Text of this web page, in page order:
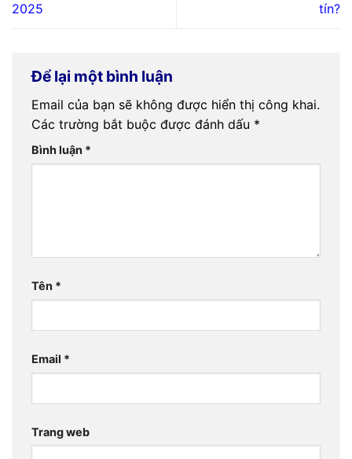
2025
tín?
Để lại một bình luận
Email của bạn sẽ không được hiển thị công khai.
Các trường bắt buộc được đánh dấu *
Bình luận *
Tên *
Email *
Trang web